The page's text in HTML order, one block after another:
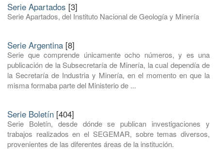
Serie Apartados [3]
Serie Apartados, del Instituto Nacional de Geología y Minería
Serie Argentina [8]
Serie que comprende únicamente ocho números, y es una
publicación de la Subsecretaría de Minería, la cual dependía de
la Secretaría de Industria y Minería, en el momento en que la
misma formaba parte del Ministerio de ...
Serie Boletín [404]
Serie Boletín, desde dónde se publican investigaciones y
trabajos realizados en el SEGEMAR, sobre temas diversos,
provenientes de las diferentes áreas de la institución.